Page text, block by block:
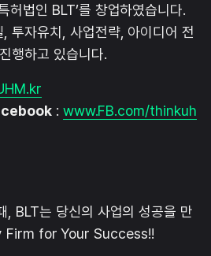
허법인 BLT’를 창업하였습니다.
투자유치, 사업전략, 아이디어 전
행하고 있습니다.
: www.FB.com/thinkuh
, BLT는 당신의 사업의 성공을 만
Firm for Your Success!!